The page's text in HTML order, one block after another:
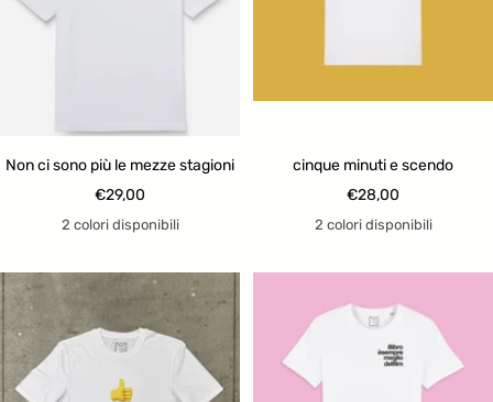
Non ci sono più le mezze stagioni
Prezzo
di
€29,00
2 colori disponibili
cinque minuti e scendo
Prezzo
di
€28,00
2 colori disponibili